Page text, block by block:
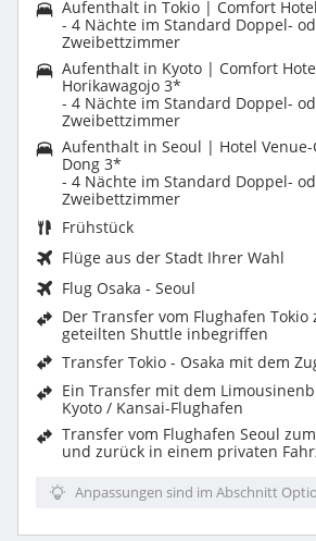
Aufenthalt in Tokio | Comfort
- 4 Nächte im Standard Doppel-
Zweibettzimmer
Aufenthalt in Kyoto | Comfort
Horikawagojo 3*
- 4 Nächte im Standard Doppel-
Zweibettzimmer
Aufenthalt in Seoul | Hotel Venue-
Dong 3*
- 4 Nächte im Standard Doppel-
Zweibettzimmer
Frühstück
Flüge aus der Stadt Ihrer Wahl
Flug Osaka - Seoul
Der Transfer vom Flughafen
geteilten Shuttle inbegriffen
Transfer Tokio - Osaka mit dem
Ein Transfer mit dem
Kyoto / Kansai-Flughafen
Transfer vom Flughafen Seoul
und zurück in einem privaten
Anpassungen sind im Abschnitt